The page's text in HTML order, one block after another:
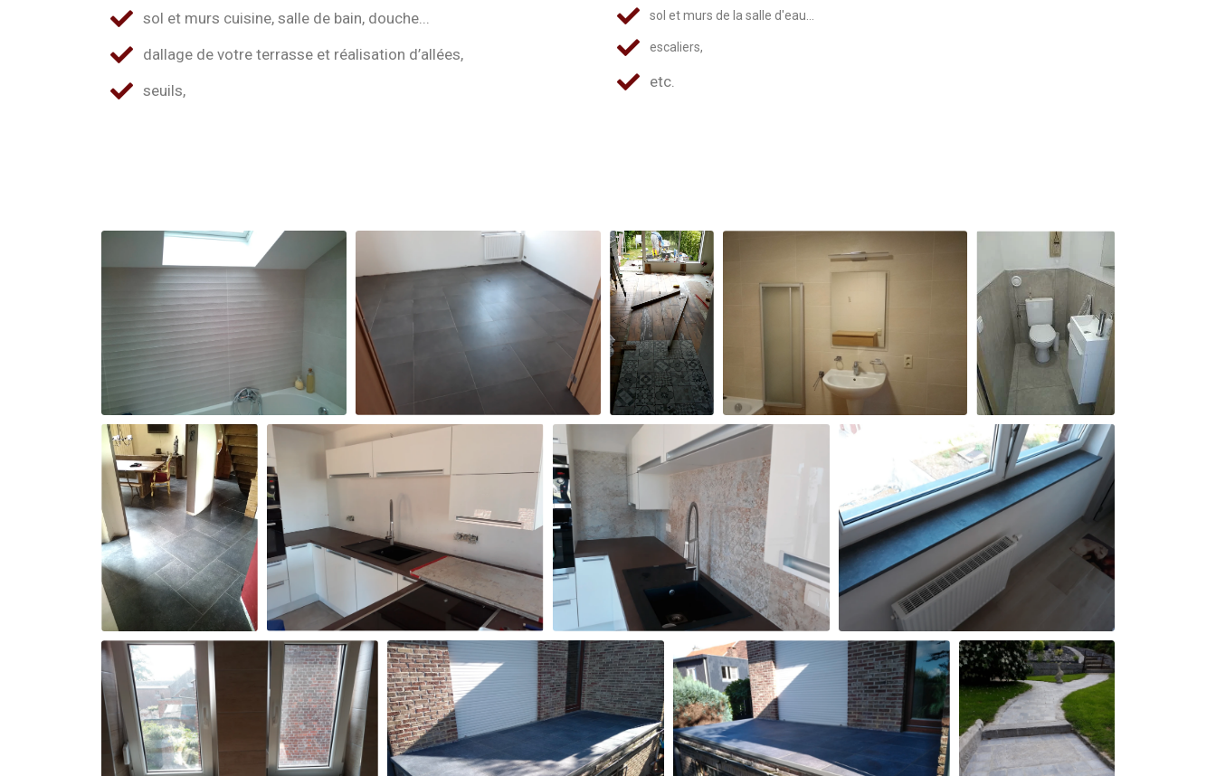
sol et murs cuisine, salle de bain, douche...
dallage de votre terrasse et réalisation d’allées,
seuils,
sol et murs de la salle d'eau...
escaliers,
etc.